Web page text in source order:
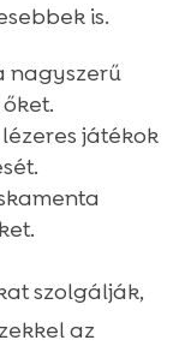
is.
nagyszerű
játékok
szolgálják,
az